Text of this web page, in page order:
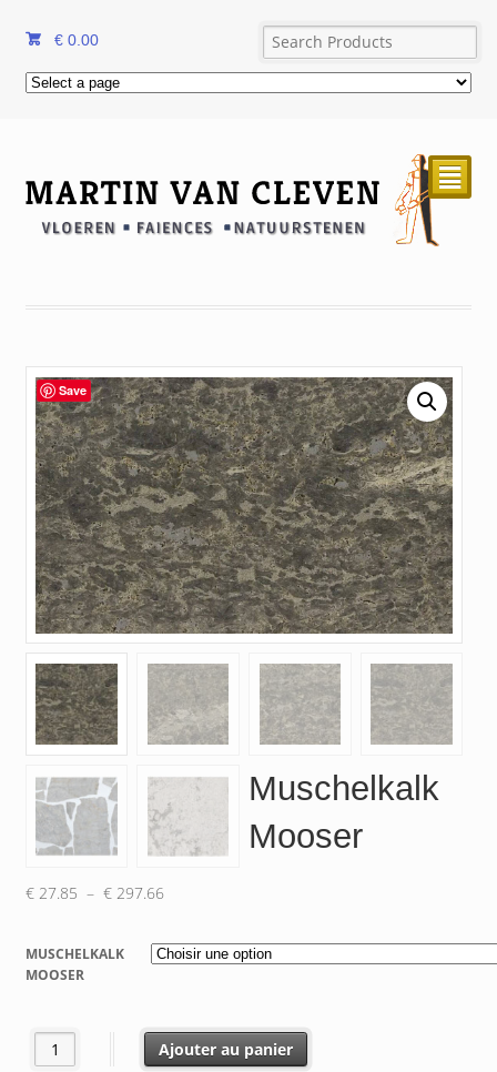
€ 0.00
²
Save
Muschelkalk
Mooser
€27.85 – €297.66Plage
prix :
€ 27.85
MUSCHELKALK
MOOSER
quantité de Muschelkalk Mooser
Ajouter au panier